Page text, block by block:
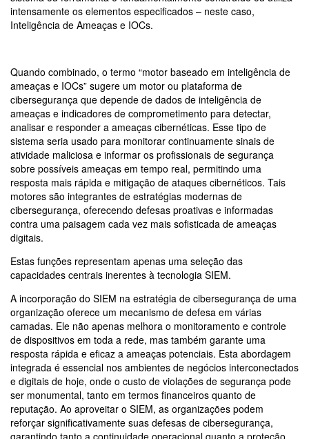
intensamente os elementos especificados – neste caso,
Inteligência de Ameaças e IOCs.
Quando combinado, o termo “motor baseado em inteligência de
ameaças e IOCs” sugere um motor ou plataforma de
cibersegurança que depende de dados de inteligência de
ameaças e indicadores de comprometimento para detectar,
analisar e responder a ameaças cibernéticas. Esse tipo de
sistema seria usado para monitorar continuamente sinais de
atividade maliciosa e informar os profissionais de segurança
sobre possíveis ameaças em tempo real, permitindo uma
resposta mais rápida e mitigação de ataques cibernéticos. Tais
motores são integrantes de estratégias modernas de
cibersegurança, oferecendo defesas proativas e informadas
contra uma paisagem cada vez mais sofisticada de ameaças
digitais.
Estas funções representam apenas uma seleção das
capacidades centrais inerentes à tecnologia SIEM.
A incorporação do SIEM na estratégia de cibersegurança de uma
organização oferece um mecanismo de defesa em várias
camadas. Ele não apenas melhora o monitoramento e controle
de dispositivos em toda a rede, mas também garante uma
resposta rápida e eficaz a ameaças potenciais. Esta abordagem
integrada é essencial nos ambientes de negócios interconectados
e digitais de hoje, onde o custo de violações de segurança pode
ser monumental, tanto em termos financeiros quanto de
reputação. Ao aproveitar o SIEM, as organizações podem
reforçar significativamente suas defesas de cibersegurança,